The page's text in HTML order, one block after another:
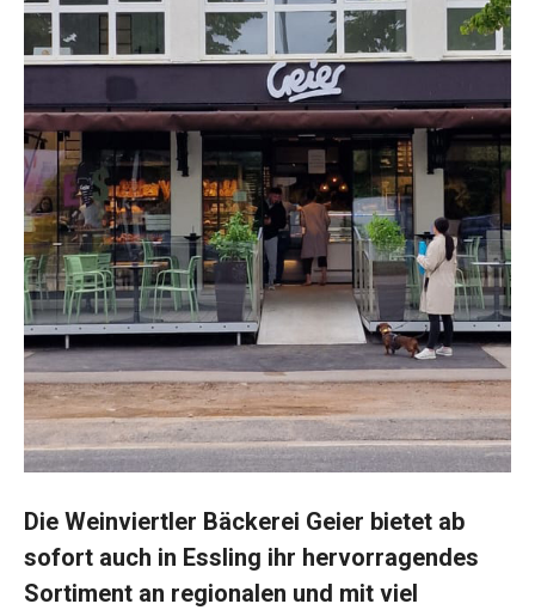
Die Weinviertler Bäckerei Geier bietet ab
sofort auch in Essling ihr hervorragendes
Sortiment an regionalen und mit viel